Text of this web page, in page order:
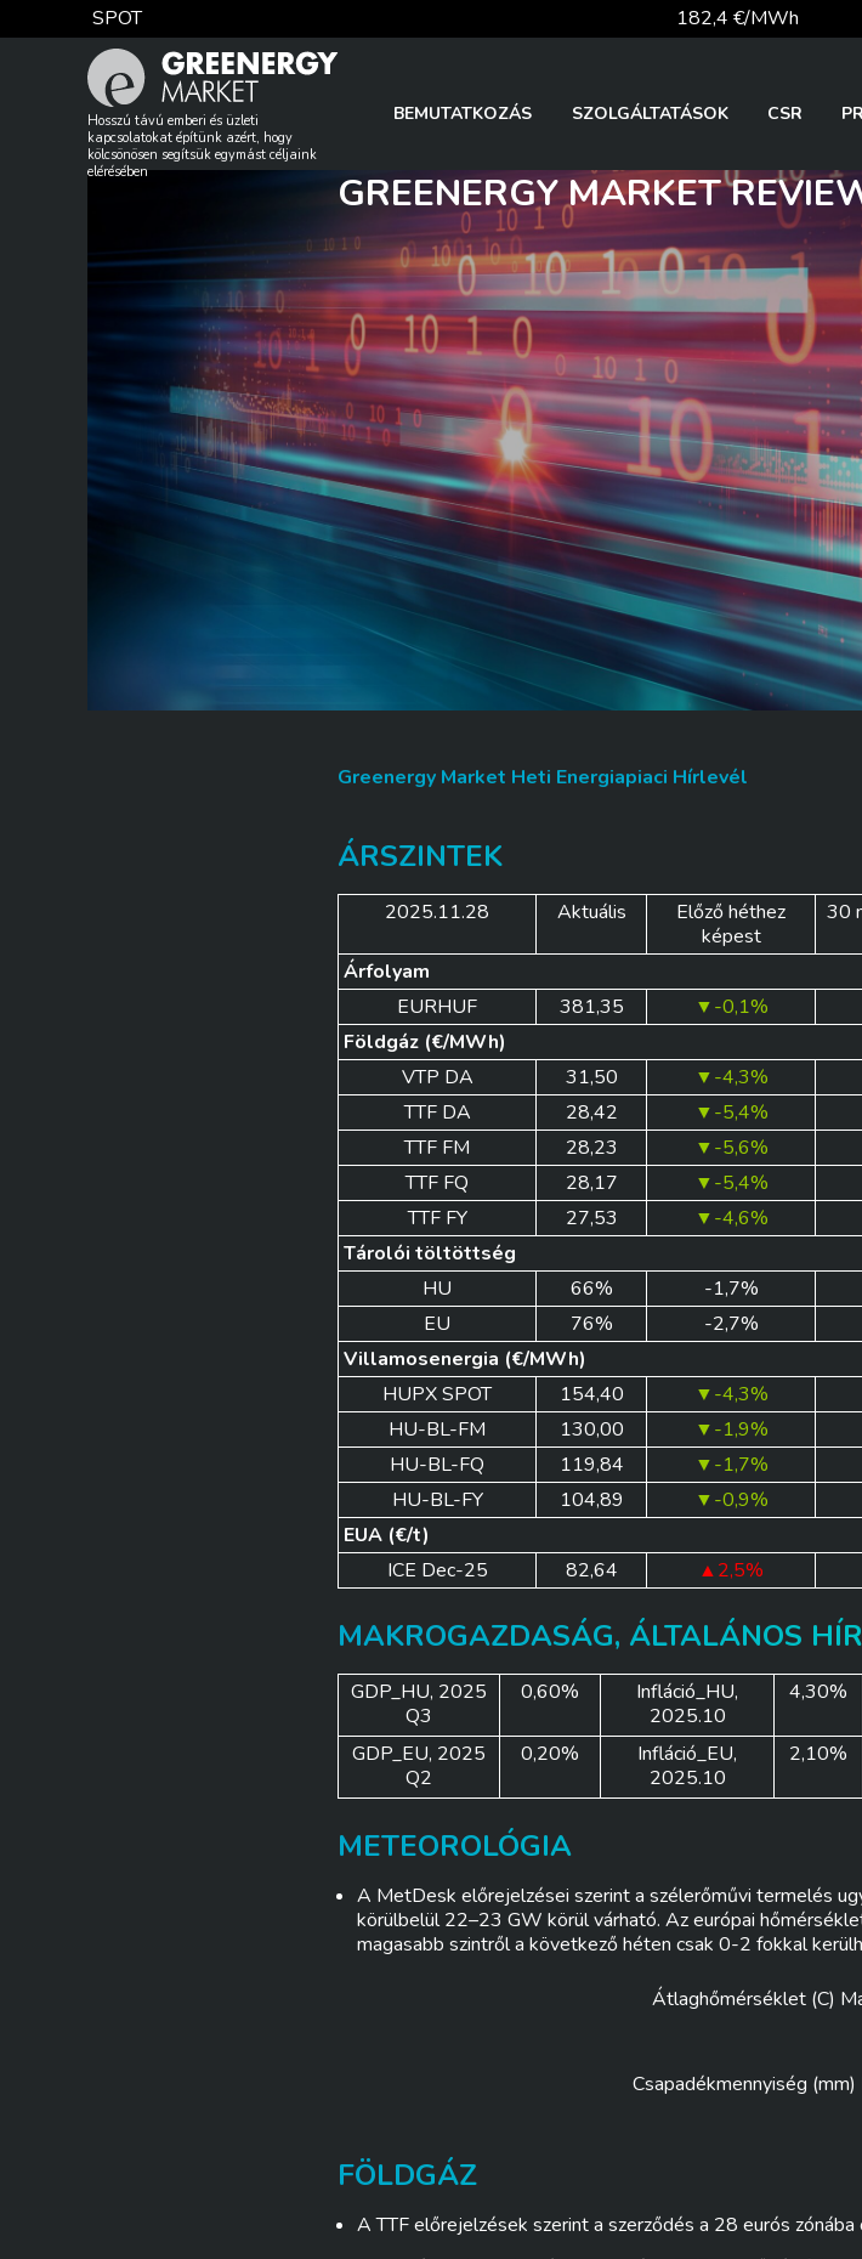
to
SPOT 182,4 €/MWh
TTF DA
81,1 €/t
DAX index 26
EUR árfolyam
Hosszú távú emberi és üzleti
kapcsolatokat építünk azért, hogy
kölcsönösen segítsük egymást céljaink
elérésében
BEMUTATKOZÁS SZOLGÁLTATÁSOK CSR
GREENERGY MARKET
Greenergy Market Heti Energiapiaci Hírlevél
ÁRSZINTEK
2025.11.28 Aktuális
Előző héthez
képest
30
Árfolyam
EURHUF
381,35 ▼-0,1%
Földgáz (€/MWh)
VTP DA
31,50 ▼-4,3%
TTF DA
28,42 ▼-5,4%
TTF FM
28,23 ▼-5,6%
TTF FQ
28,17 ▼-5,4%
TTF FY
27,53 ▼-4,6%
Tárolói töltöttség
HU
66% -1,7%
EU
76% -2,7%
Villamosenergia (€/MWh)
HUPX SPOT
154,40 ▼-4,3%
HU-BL-FM
130,00 ▼-1,9%
HU-BL-FQ
119,84 ▼-1,7%
HU-BL-FY
104,89 ▼-0,9%
EUA (€/t)
ICE Dec-25
82,64 ▲2,5%
MAKROGAZDASÁG, ÁLTALÁNOS
GDP_HU, 2025
Q3
0,60%
Infláció_HU,
2025.10
4,30%
GDP_EU, 2025
Q2
0,20%
Infláció_EU,
2025.10
2,10%
METEOROLÓGIA
A MetDesk előrejelzései szerint a szélerőművi termelés
körülbelül 22–23 GW körül várható. Az európai
magasabb szintről a következő héten csak 0-2 fokkal
Átlaghőmérséklet (C)
Csapadékmennyiség
FÖLDGÁZ
A TTF előrejelzések szerint a szerződés a 28 eurós zónába